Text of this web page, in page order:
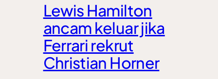
Lewis Hamilton
ancam keluar jika
Ferrari rekrut
Christian Horner